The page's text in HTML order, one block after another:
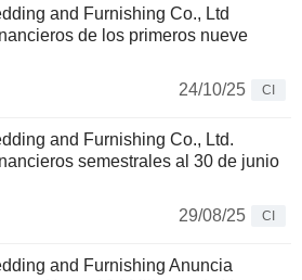
and Furnishing Co., Ltd
de los primeros nueve
24/10/25
CI
and Furnishing Co., Ltd.
semestrales al 30 de junio
29/08/25
CI
and Furnishing Anuncia